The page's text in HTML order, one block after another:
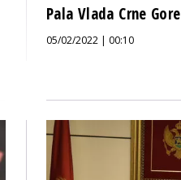
Pala Vlada Crne Gore
05/02/2022 | 00:10